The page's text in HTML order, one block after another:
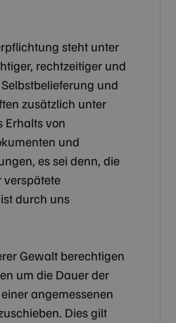
steht unter
rechtzeitiger und
und
zusätzlich unter
Erhalts von
und
es sei denn, die
verspätete
durch uns
Gewalt berechtigen
um die Dauer der
angemessenen
Dies gilt